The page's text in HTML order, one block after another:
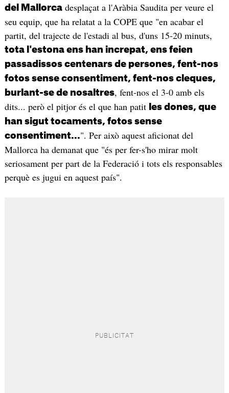
del Mallorcadesplaçat a l'Aràbia Saudita per veure el
seu equip, que ha relatat a la COPE que "en acabar el
partit, del trajecte de l'estadi al bus, d'uns 15-20 minuts,
tota l'estona ens han increpat, ens feien
passadissos centenars de persones, fent-nos
fotos sense consentiment, fent-nos cleques,
burlant-se de nosaltres, fent-nos el 3-0 amb els
dits... però el pitjor és el que han patit les dones, que
han sigut tocaments, fotos sense
consentiment...". Per això aquest aficionat del
Mallorca ha demanat que "és per fer-s'ho mirar molt
seriosament per part de la Federació i tots els responsables
perquè es jugui en aquest país".